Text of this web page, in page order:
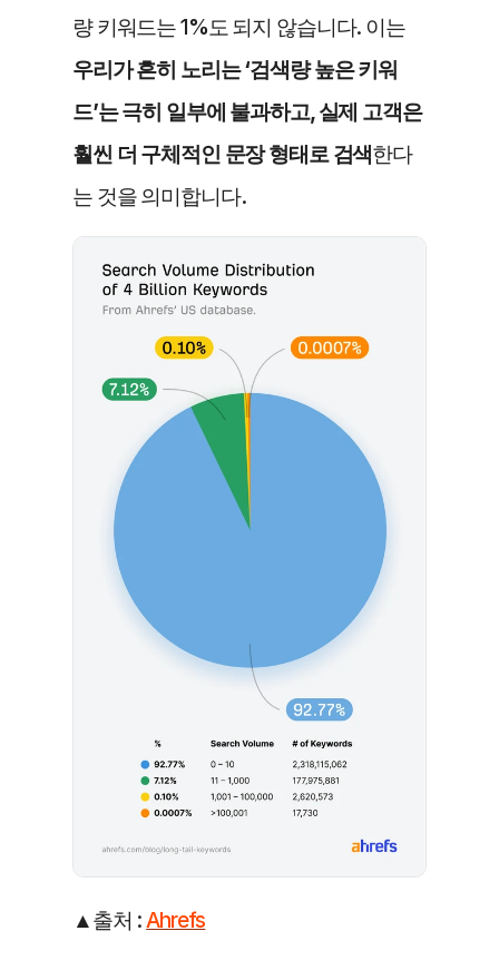
량 키워드는 1%도 되지 않습니다. 이는
우리가 흔히 노리는 ‘검색량 높은 키워
드’는 극히 일부에 불과하고, 실제 고객은
훨씬 더 구체적인 문장 형태로 검색한다
는 것을 의미합니다.
▲출처 : Ahrefs